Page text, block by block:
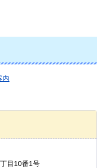
内
目10番1号